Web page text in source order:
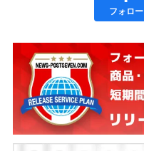
フォロー